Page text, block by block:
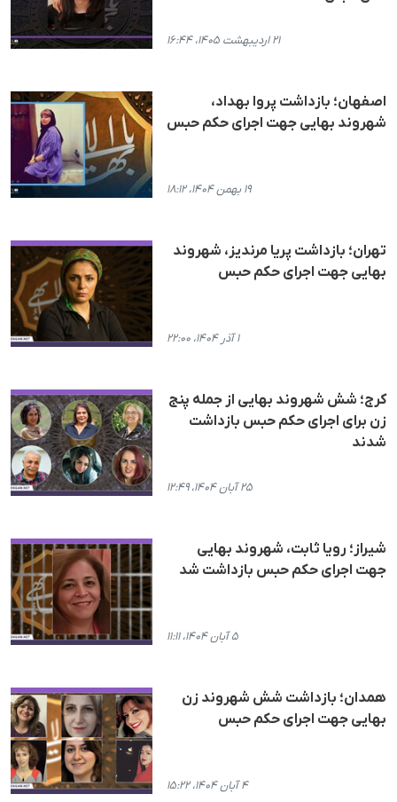
۲۱ اردیبهشت ۱۴۰۵، ۱۶:۴۴
اصفهان؛ بازداشت پروا بهداد،
شهروند بهایی جهت اجرای حکم حبس
۱۹ بهمن ۱۴۰۴، ۱۸:۱۲
تهران؛ بازداشت پریا مرندیز، شهروند
بهایی جهت اجرای حکم حبس
۱ آذر ۱۴۰۴، ۲۲:۰۰
کرج؛ شش شهروند بهایی از جملە پنج
زن برای اجرای حکم حبس بازداشت
شدند
۲۵ آبان ۱۴۰۴، ۱۲:۴۹
شیراز؛ رویا ثابت، شهروند بهایی
جهت اجرای حکم حبس بازداشت شد
۵ آبان ۱۴۰۴، ۱۱:۱۱
همدان؛ بازداشت شش شهروند زن
بهایی جهت اجرای حکم حبس
۴ آبان ۱۴۰۴، ۱۵:۲۲